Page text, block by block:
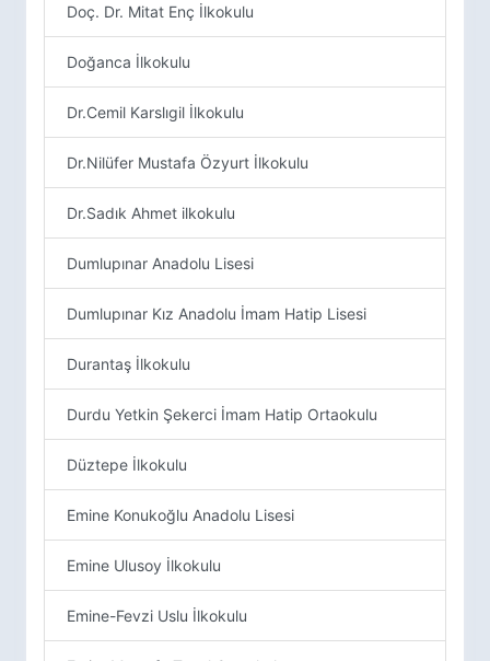
Doç. Dr. Mitat Enç İlkokulu
Doğanca İlkokulu
Dr.Cemil Karslıgil İlkokulu
Dr.Nilüfer Mustafa Özyurt İlkokulu
Dr.Sadık Ahmet ilkokulu
Dumlupınar Anadolu Lisesi
Dumlupınar Kız Anadolu İmam Hatip Lisesi
Durantaş İlkokulu
Durdu Yetkin Şekerci İmam Hatip Ortaokulu
Düztepe İlkokulu
Emine Konukoğlu Anadolu Lisesi
Emine Ulusoy İlkokulu
Emine-Fevzi Uslu İlkokulu